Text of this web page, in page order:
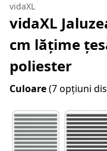
vidaXL
vidaXL
cm lățime
poliester
Culoare(7 opțiuni